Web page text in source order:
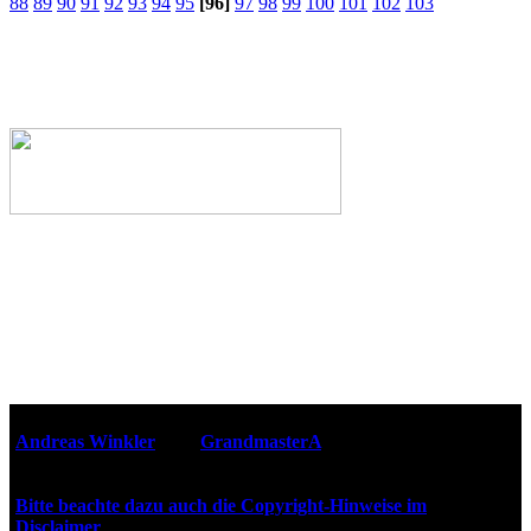
Andreas Winkler
GrandmasterA
Bitte beachte dazu auch die Copyright-Hinweise im
Disclaimer